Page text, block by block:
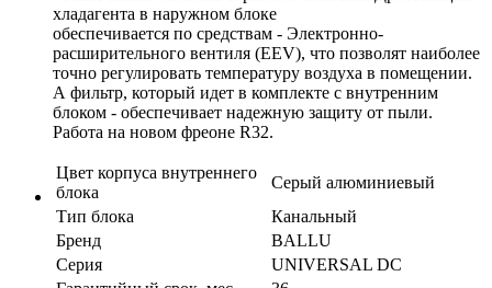
хладагента в наружном блоке
обеспечивается по средствам - Электронно-
расширительного вентиля (EEV), что позволят наиболее
точно регулировать температуру воздуха в помещении.
А фильтр, который идет в комплекте с внутренним
блоком - обеспечивает надежную защиту от пыли.
Работа на новом фреоне R32.
Цвет корпуса внутреннего
блока
Серый алюминиевый
Тип блока
Канальный
Бренд
BALLU
Серия
UNIVERSAL DC